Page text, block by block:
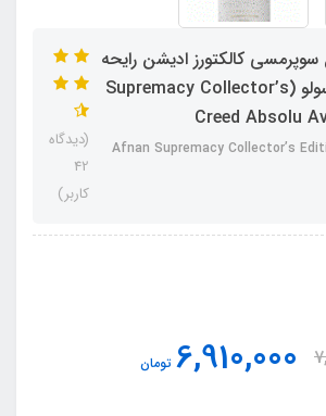
کالکتورز ادیشن رایحه
کرید اونتوس ابسولو (Supremacy Collector’s
Afnan Supremacy Collector’s
(دیدگاه
42
کاربر)
6,910,000 تومان